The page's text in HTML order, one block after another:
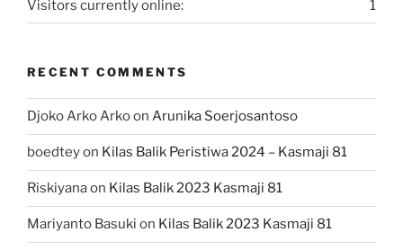
1
Visitors currently online:
RECENT COMMENTS
Djoko Arko Arkoon Arunika Soerjosantoso
boedteyon Kilas Balik Peristiwa 2024 – Kasmaji 81
Riskiyanaon Kilas Balik 2023 Kasmaji 81
Mariyanto Basuki on Kilas Balik 2023 Kasmaji 81